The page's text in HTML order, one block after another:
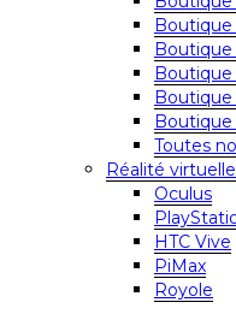
Boutique
Boutique
Boutique
Toutes
Réalité virtuelle
Oculus
HTC Vive
PiMax
Royole